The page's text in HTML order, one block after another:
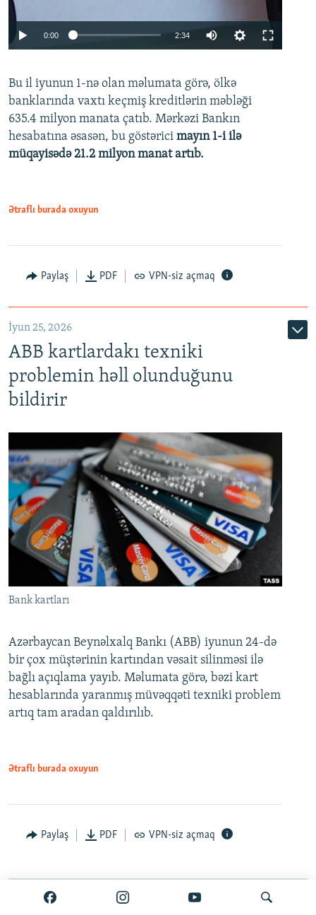
Auto 240p 360p 480p
720p 1080p
0:00 2:34
360p
480p
720p
Bu il iyunun 1-nə olan məlumata görə, ölkə
banklarında vaxtı keçmiş kreditlərin məbləği
635.4 milyon manata çatıb. Mərkəzi Bankın
hesabatına əsasən, bu göstərici mayın 1-i ilə
müqayisədə 21.2 milyon manat artıb.
Ətraflı burada oxuyun
Paylaş PDF VPN-siz açmaq
İyun 25, 2026
ABB kartlardakı texniki
problemin həll olunduğunu
bildirir
Bank kartları
Azərbaycan Beynəlxalq Bankı (ABB) iyunun 24-də
bir çox müştərinin kartından vəsait silinməsi ilə
bağlı açıqlama yayıb. Məlumata görə, bəzi kart
hesablarında yaranmış müvəqqəti texniki problem
artıq tam aradan qaldırılıb.
Ətraflı burada oxuyun
Paylaş PDF VPN-siz açmaq